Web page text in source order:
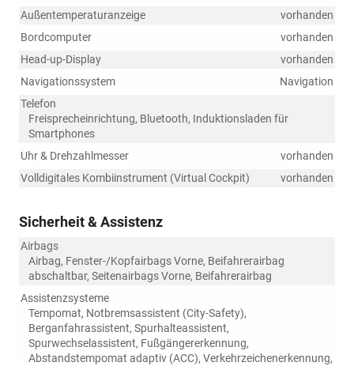
Außentemperaturanzeige
vorhanden
Bordcomputer
vorhanden
Head-up-Display
vorhanden
Navigationssystem
Navigation
Telefon
Freisprecheinrichtung, Bluetooth, Induktionsladen für
Smartphones
Uhr & Drehzahlmesser
vorhanden
Volldigitales Kombiinstrument (Virtual Cockpit)
vorhanden
Sicherheit & Assistenz
Airbags
Airbag, Fenster-/Kopfairbags Vorne, Beifahrerairbag
abschaltbar, Seitenairbags Vorne, Beifahrerairbag
Assistenzsysteme
Tempomat, Notbremsassistent (City-Safety),
Berganfahrassistent, Spurhalteassistent,
Spurwechselassistent, Fußgängererkennung,
Abstandstempomat adaptiv (ACC), Verkehrzeichenerkennung,